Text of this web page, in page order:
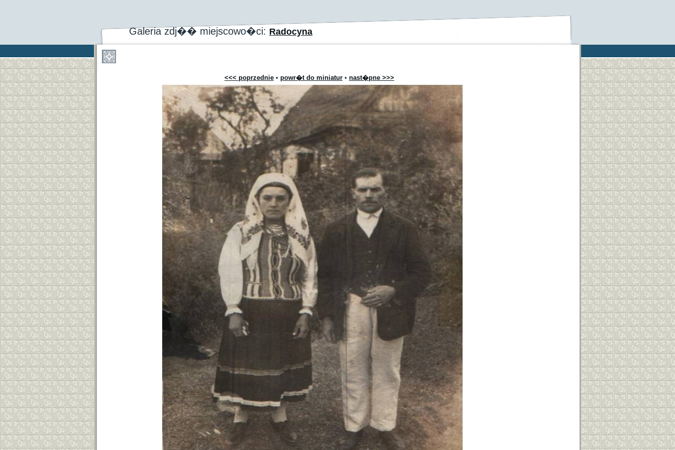
Galeria zdj�� miejscowo�ci: Radocyna
<<< poprzednie • powr�t do miniatur • nast�pne >>>